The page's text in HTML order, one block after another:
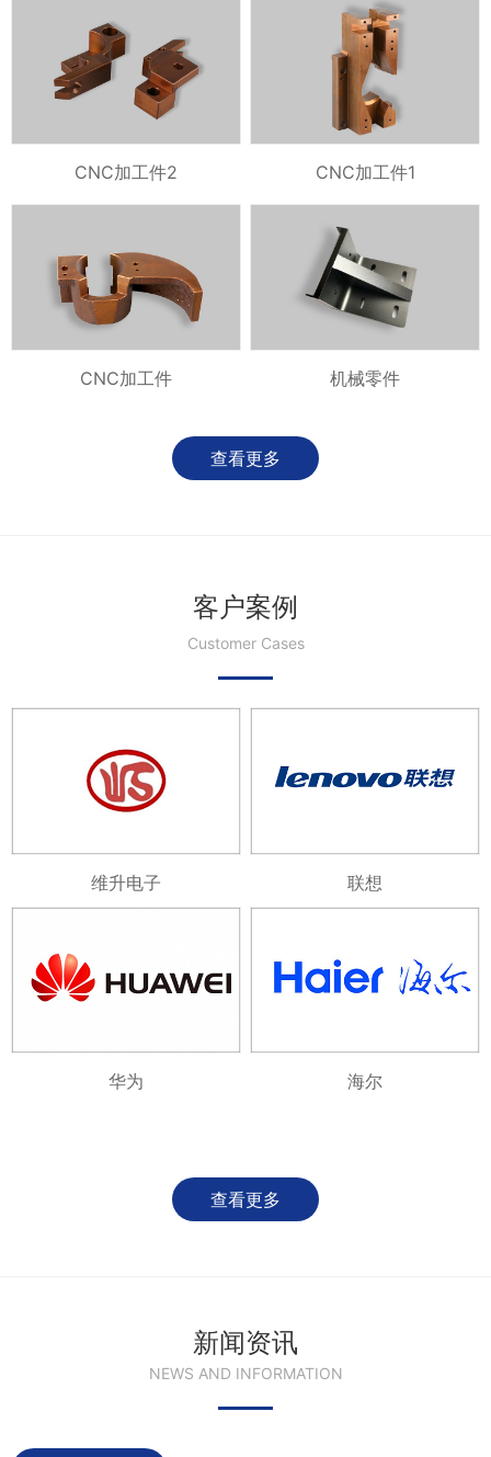
CNC加工件2 CNC加工件1
CNC加工件 机械零件
查看更多
客户案例
Customer Cases
维升电子 联想
华为 海尔
查看更多
新闻资讯
NEWS AND INFORMATION